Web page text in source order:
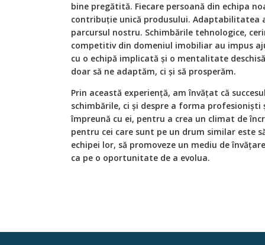
bine pregătită. Fiecare persoană din echipa
contribuție unică produsului. Adaptabilitatea
parcursul nostru. Schimbările tehnologice,
competitiv din domeniul imobiliar au impus
cu o echipă implicată și o mentalitate
doar să ne adaptăm, ci și să prosperăm.
Prin această experiență, am învățat că
schimbările, ci și despre a forma profesioniști
împreună cu ei, pentru a crea un climat de
pentru cei care sunt pe un drum similar este
echipei lor, să promoveze un mediu de
ca pe o oportunitate de a evolua.